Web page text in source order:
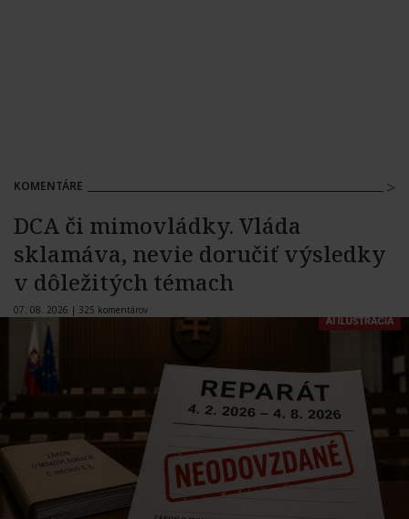
KOMENTÁRE
DCA či mimovládky. Vláda
sklamáva, nevie doručiť výsledky
v dôležitých témach
07. 08. 2026 | 325 komentárov